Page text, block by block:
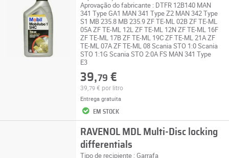
Aprovação do fabricante : DTFR 12B140 MAN
341 Type GA1 MAN 341 Type Z2 MAN 342 Type
S1 MB 235.8 MB 235.9 ZF TE-ML 02B ZF TE-ML
05A ZF TE-ML 12L ZF TE-ML 12N ZF TE-ML 16F
ZF TE-ML 17B ZF TE-ML 19C ZF TE-ML 21A ZF
TE-ML 07A ZF TE-ML 08 Scania STO 1:0 Scania
STO 1:1G Scania STO 2:0A FS MAN 341 Type
E3
39,79 €
39, 79€ por litro
Entrega gratuita
EM STOCK
RAVENOL MDL Multi-Disc locking
differentials
Tipo de recipiente : Garrafa